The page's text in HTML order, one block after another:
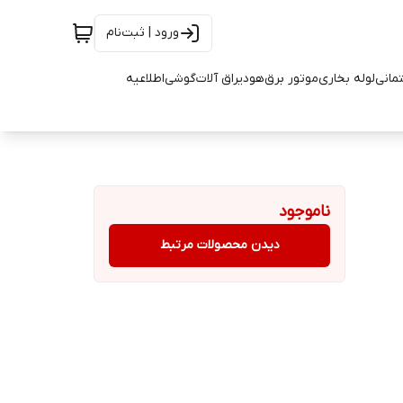
ورود | ثبت‌نام
لوله بخاریموتور برقهودیراق آلاتگوشیاطلاعیه
ناموجود
دیدن محصولات مرتبط